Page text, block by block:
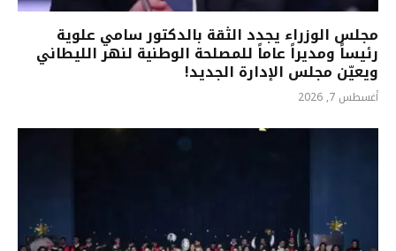
مجلس الوزراء يجدد الثقة بالدكتور سامي علوية
رئيساً ومديراً عاماً للمصلحة الوطنية لنهر الليطاني
ويعيّن مجلس الإدارة الجديد!
أغسطس 7, 2026